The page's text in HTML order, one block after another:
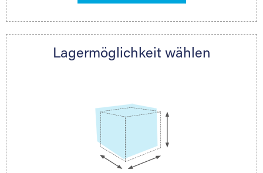
direkt online mieten. Gibt es Extraraum noch
nächstgelegenen Partner und besprechen alles
Lagermöglichkeit wählen